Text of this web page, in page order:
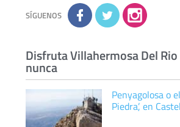
Derechos:tiene derecho a saber qué
información tenemos sobre usted,
eliminarla, tal y como se explica en la
información adicional disponible en
la información adicional y detallada
tratamos sus datos en lapolítica de
SÍGUENOS
Disfruta Villahermosa Del
nunca
Penyagolosa o
Piedra’, en